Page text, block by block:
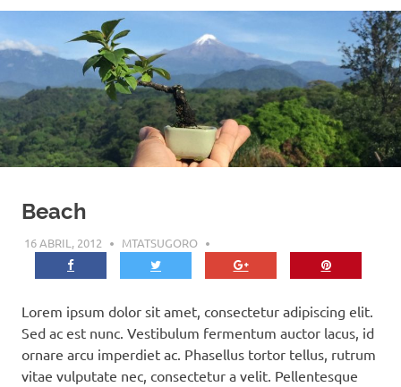
Beach
16 ABRIL, 2012 MTATSUGORO
Lorem ipsum dolor sit amet, consectetur adipiscing elit.
Sed ac est nunc. Vestibulum fermentum auctor lacus, id
ornare arcu imperdiet ac. Phasellus tortor tellus, rutrum
vitae vulputate nec, consectetur a velit. Pellentesque